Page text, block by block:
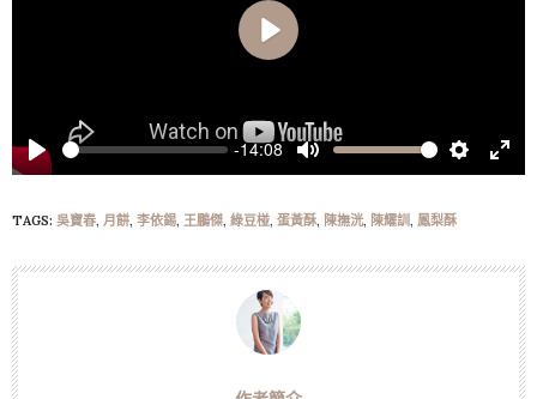
Play
-14:08
Mute Settings
Play
TAGS: 吳寶春, 月餅, 李依錫, 王鵬傑, 綠豆椪, 蛋黃酥, 陳撫洸, 陳耀訓, 鳳梨酥